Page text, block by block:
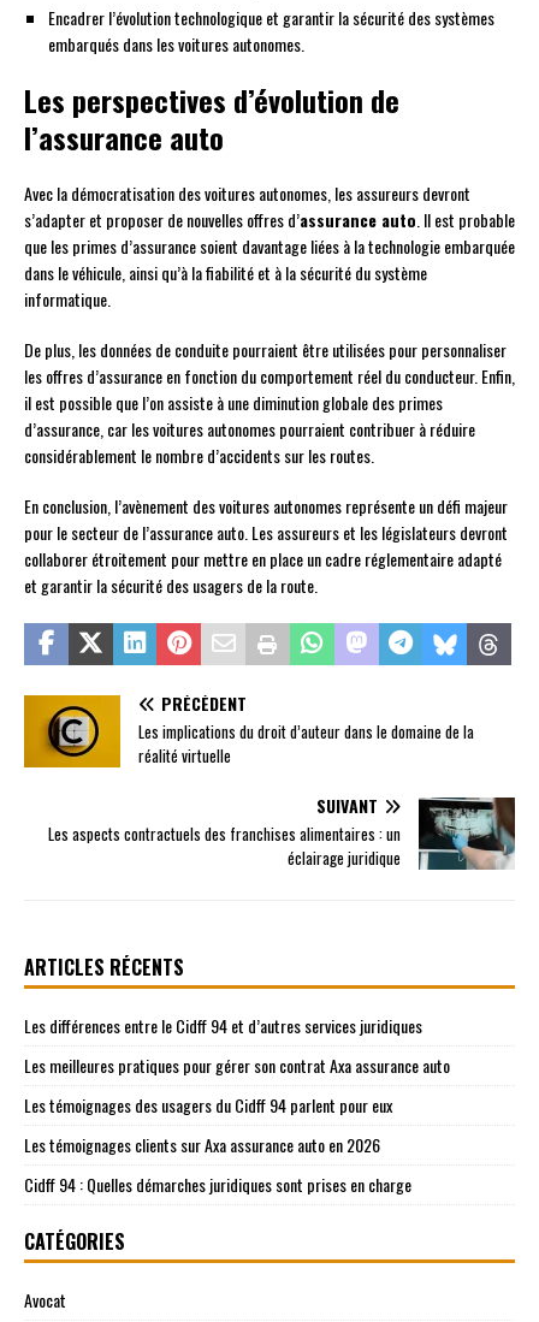
Encadrer l’évolution technologique et garantir la sécurité des systèmes
embarqués dans les voitures autonomes.
Les perspectives d’évolution de
l’assurance auto
Avec la démocratisation des voitures autonomes, les assureurs devront
s’adapter et proposer de nouvelles offres d’assurance auto. Il est probable
que les primes d’assurance soient davantage liées à la technologie embarquée
dans le véhicule, ainsi qu’à la fiabilité et à la sécurité du système
informatique.
De plus, les données de conduite pourraient être utilisées pour personnaliser
les offres d’assurance en fonction du comportement réel du conducteur. Enfin,
il est possible que l’on assiste à une diminution globale des primes
d’assurance, car les voitures autonomes pourraient contribuer à réduire
considérablement le nombre d’accidents sur les routes.
En conclusion, l’avènement des voitures autonomes représente un défi majeur
pour le secteur de l’assurance auto. Les assureurs et les législateurs devront
collaborer étroitement pour mettre en place un cadre réglementaire adapté
et garantir la sécurité des usagers de la route.
PRÉCÉDENT
Les implications du droit d’auteur dans le domaine de la
réalité virtuelle
SUIVANT
Les aspects contractuels des franchises alimentaires : un
éclairage juridique
ARTICLES RÉCENTS
Les différences entre le Cidff 94 et d’autres services juridiques
Les meilleures pratiques pour gérer son contrat Axa assurance auto
Les témoignages des usagers du Cidff 94 parlent pour eux
Les témoignages clients sur Axa assurance auto en 2026
Cidff 94 : Quelles démarches juridiques sont prises en charge
CATÉGORIES
Avocat